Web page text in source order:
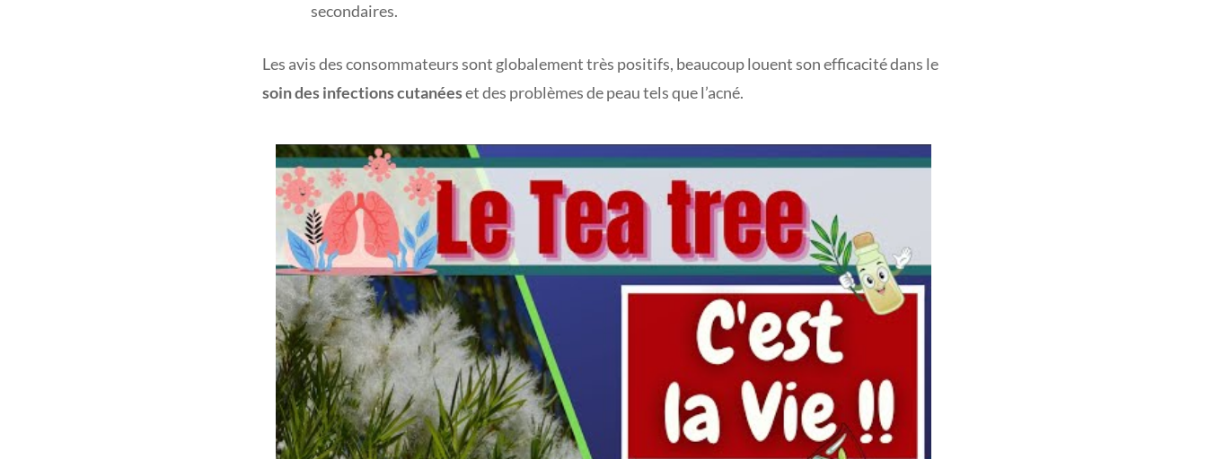
secondaires.
Les avis des consommateurs sont globalement très positifs, beaucoup louent son efficacité dans le
soin des infections cutanéeset des problèmes de peau tels que l’acné.